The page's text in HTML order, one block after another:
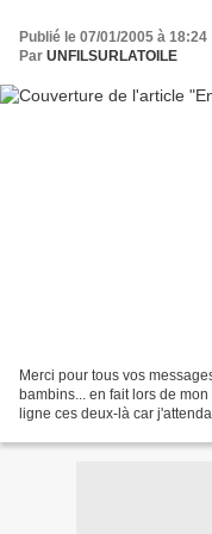
Publié le 07/01/2005 à 18:24
Par UNFILSURLATOILE
Merci pour tous vos
bambins... en fait lors de
ligne ces deux-là car